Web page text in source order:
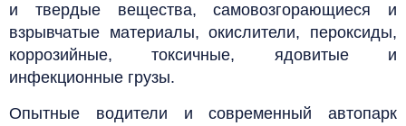
и твердые вещества, самовозгорающиеся и
взрывчатые материалы, окислители, пероксиды,
коррозийные, токсичные, ядовитые и
инфекционные грузы.
Опытные водители и современный автопарк